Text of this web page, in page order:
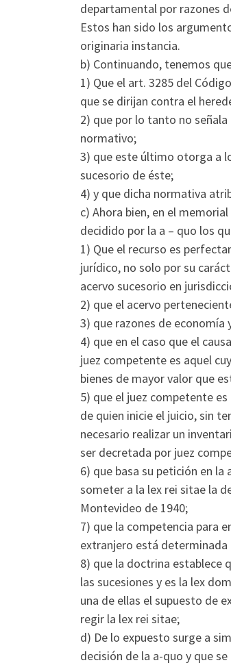
departamental por razones
Estos han sido los
originaria instancia.
b) Continuando, tenemos
1) Que el art. 3285 del
que se dirijan contra el
2) que por lo tanto no
normativo;
3) que este último otorga a
sucesorio de éste;
4) y que dicha normativa
c) Ahora bien, en el
decidido por la a – quo los
1) Que el recurso es
jurídico, no solo por su
acervo sucesorio en
2) que el acervo
3) que razones de
4) que en el caso que el
juez competente es aquel
bienes de mayor valor que
5) que el juez competente
de quien inicie el juicio, sin
necesario realizar un
ser decretada por juez
6) que basa su petición en
someter a la lex rei sitae la
Montevideo de 1940;
7) que la competencia para
extranjero está determinada
8) que la doctrina establece
las sucesiones y es la lex
una de ellas el supuesto de
regir la lex rei sitae;
d) De lo expuesto surge a
decisión de la a-quo y que